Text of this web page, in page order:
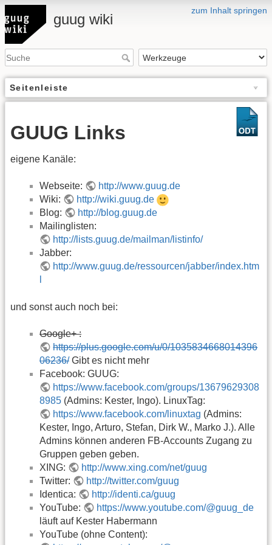
zum Inhalt springen
guug wiki
Seitenleiste
GUUG Links
eigene Kanäle:
Webseite:
http://www.guug.de
Wiki:
http://wiki.guug.de
Blog:
http://blog.guug.de
Mailinglisten:
http://lists.guug.de/mailman/listinfo/
Jabber:
http://www.guug.de/ressourcen/jabber/index.htm
und sonst auch noch bei:
Google+ :
https://plus.google.com/u/0/1035834668014396
06236/Gibt es nicht mehr
Facebook: GUUG:
https://www.facebook.com/groups/13679629308
8985 (Admins: Kester, Ingo). LinuxTag:
https://www.facebook.com/linuxtag (Admins:
Kester, Ingo, Arturo, Stefan, Dirk W., Marko J.). Alle
Admins können anderen FB-Accounts Zugang zu
Gruppen geben geben.
XING:
http://www.xing.com/net/guug
Twitter:
http://twitter.com/guug
Identica:
http://identi.ca/guug
YouTube:
https://www.youtube.com/@guug_de
läuft auf Kester Habermann
YouTube (ohne Content):